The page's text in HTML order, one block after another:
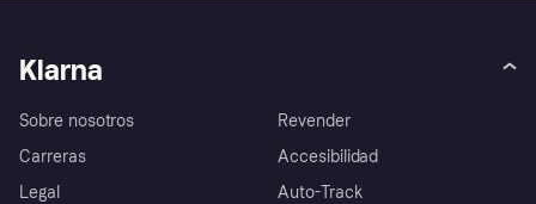
Klarna
Sobre nosotros
Carreras
Legal
Revender
Accesibilidad
Auto-Track